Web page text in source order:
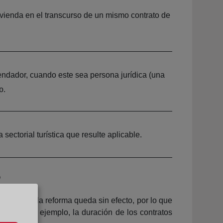
en el transcurso de un mismo contrato de
cuando este sea persona jurídica (una
sectorial turística que resulte aplicable.
la reforma queda sin efecto, por lo que
Así, por ejemplo, la duración de los contratos